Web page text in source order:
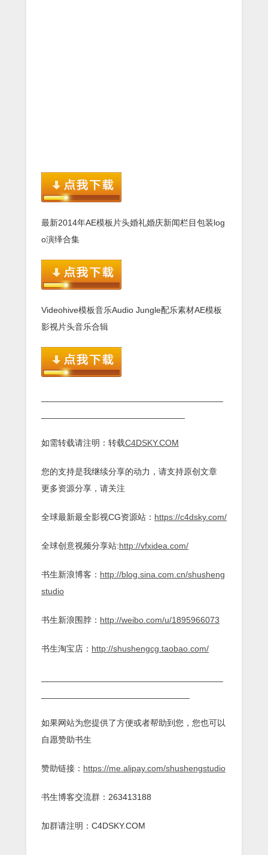
最新2014年AE模板片头婚礼婚庆新闻栏目包装log
o演绎合集
Videohive模板音乐Audio Jungle配乐素材AE模板
影视片头音乐合辑
如需转载请注明：转载C4DSKY.COM
您的支持是我继续分享的动力，请支持原创文章
更多资源分享，请关注
全球最新最全影视CG资源站： https://c4dsky.com/
全球创意视频分享站:http://vfxidea.com/
书生新浪博客： http://blog.sina.com.cn/shusheng
studio
书生新浪围脖： http://weibo.com/u/1895966073
书生淘宝店： http://shushengcg.taobao.com/
如果网站为您提供了方便或者帮助到您，您也可以
自愿赞助书生
赞助链接： https://me.alipay.com/shushengstudio
书生博客交流群：263413188
加群请注明：C4DSKY.COM